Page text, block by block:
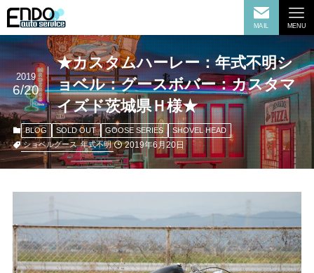
MAIL MENU
★カスタムハーレー：年式不明シ
ョベル：グースボバー：カスタマ
イズド茨城県Ｈ様★
2019
6/20
BLOG SOLD OUT GOOSE SERIES
SHOVEL HEAD
ショベルグース 年式不明 2019年6月20日